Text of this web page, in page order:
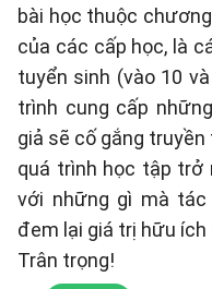
bài học thuộc
của các cấp học, là
tuyển sinh (vào 10
trình cung cấp
giả sẽ cố gắng
quá trình học tập trở
với những gì mà tác
đem lại giá trị hữu
Trân trọng!